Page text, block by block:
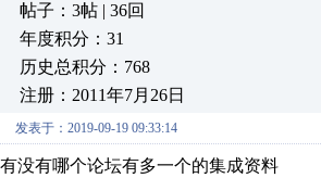
帖子：3帖 | 36回
年度积分：31
历史总积分：768
注册：2011年7月26日
发表于：2019-09-19 09:33:14
有没有哪个论坛有多一个的集成资料